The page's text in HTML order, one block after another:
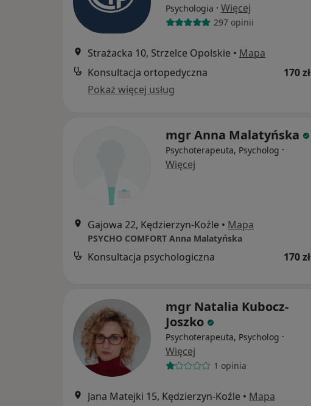
Psychologia · Więcej
297 opinii
Strażacka 10, Strzelce Opolskie • Mapa
Konsultacja ortopedyczna
170 zł
Pokaż więcej usług
mgr Anna Malatyńska
Psychoterapeuta, Psycholog ·
Więcej
Gajowa 22, Kędzierzyn-Koźle • Mapa
PSYCHO COMFORT Anna Malatyńska
Konsultacja psychologiczna 170 zł
mgr Natalia Kubocz-
Joszko
Psychoterapeuta, Psycholog ·
Więcej
1 opinia
Jana Matejki 15, Kędzierzyn-Koźle • Mapa